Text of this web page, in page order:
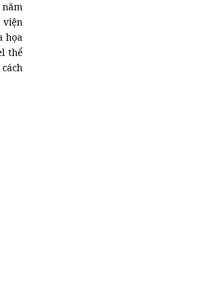
viện
họa
thể